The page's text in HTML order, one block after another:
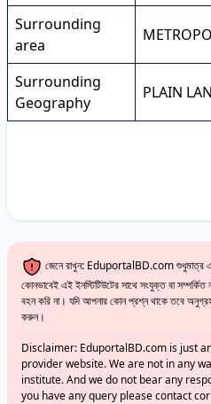
Surrounding
area
Surrounding
Geography
PLAIN
জেনে রাখুন: EduportalBD.com শুধুমাত্র
কোনভাবেই এই ইনস্টিটিউটের সাথে সংযুক্ত বা
বহন করি না। যদি আপনার কোন প্রশ্ন থাকে তবে অনুগ্রহ
করুন।
Disclaimer: EduportalBD.com is just
provider website. We are not in any
institute. And we do not bear any
you have any query please contact